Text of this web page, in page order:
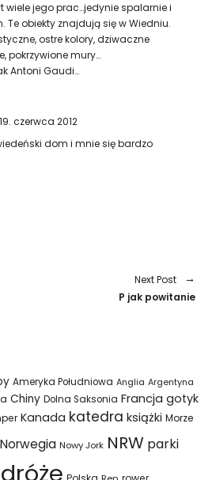
wiele jego prac…jedynie spalarnie i
Te obiekty znajdują się w Wiedniu.
ostre kolory, dziwaczne
pokrzywione mury…
Antoni Gaudi…
19. czerwca 2012
dom i mnie się bardzo
Next Post
P jak powitanie
Ameryka Południowa Anglia Argentyna
Chiny Dolna Saksonia Francja gotyk
Kanada katedra książki Morze
Norwegia Nowy Jork NRW parki